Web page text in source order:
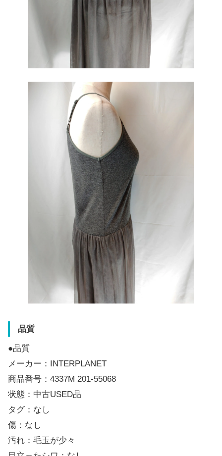
品質
●品質
メーカー：INTERPLANET
商品番号：4337M 201-55068
状態：中古USED品
タグ：なし
傷：なし
汚れ：毛玉が少々